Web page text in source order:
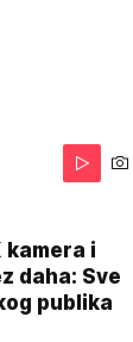
kamera i
daha: Sve
publika